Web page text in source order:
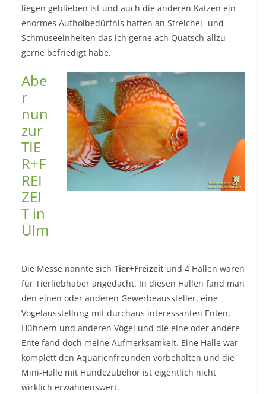
liegen geblieben ist und auch die anderen Katzen ein
enormes Aufholbedürfnis hatten an Streichel- und
Schmuseeinheiten das ich gerne ach Quatsch allzu
gerne befriedigt habe.
Abe
r
nun
zur
TIE
R+F
REI
ZEI
T in
Ulm
Die Messe nannte sich Tier+Freizeit und 4 Hallen waren
für Tierliebhaber angedacht. In diesen Hallen fand man
den einen oder anderen Gewerbeaussteller, eine
Vogelausstellung mit durchaus interessanten Enten,
Hühnern und anderen Vögel und die eine oder andere
Ente fand doch meine Aufmerksamkeit. Eine Halle war
komplett den Aquarienfreunden vorbehalten und die
Mini-Halle mit Hundezubehör ist eigentlich nicht
wirklich erwähnenswert.